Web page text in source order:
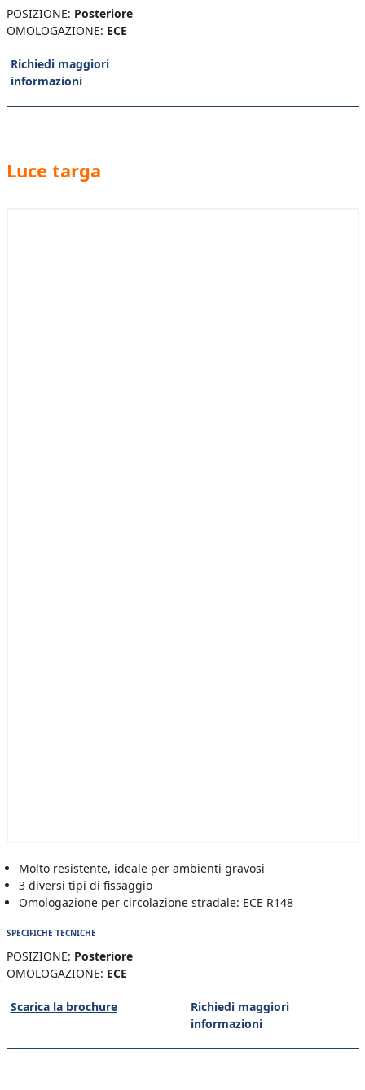
POSIZIONE: Posteriore
OMOLOGAZIONE: ECE
Richiedi maggiori
informazioni
Luce targa
Molto resistente, ideale per ambienti gravosi
3 diversi tipi di fissaggio
Omologazione per circolazione stradale: ECE R148
SPECIFICHE TECNICHE
POSIZIONE: Posteriore
OMOLOGAZIONE: ECE
Scarica la brochure
Richiedi maggiori
informazioni